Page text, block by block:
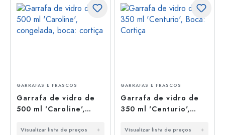
GARRAFAS E FRASCOS
Garrafa de vidro de
500 ml 'Caroline',
cortiça
Visualizar lista de preços
GARRAFAS E FRASCOS
Garrafa de vidro de
350 ml 'Centurio',
Visualizar lista de preços